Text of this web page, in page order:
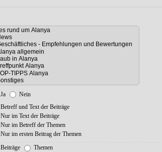
Ja
Nein
Betreff und Text der Beiträge
Nur im Text der Beiträge
Nur im Betreff der Themen
Nur im ersten Beitrag der Themen
Beiträge
Themen